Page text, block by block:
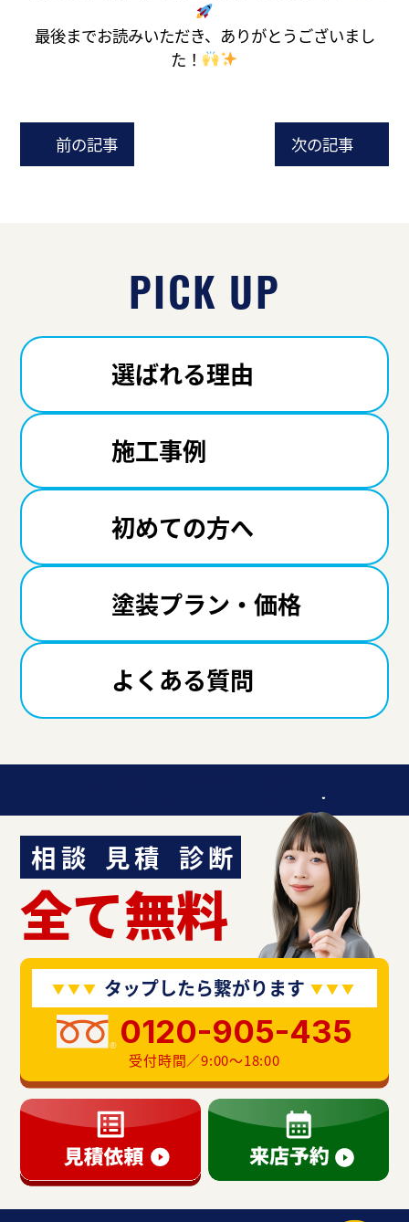
最後までお読みいただき、ありがとうございまし
た！
前の記事 次の記事
PICK UP
選ばれる理由
施工事例
初めての方へ
塗装プラン・価格
よくある質問
迷ったら聞いてみよう！
相談 見積 診断
全て無料
タップしたら繋がります
0120-905-435
受付時間／9:00〜18:00